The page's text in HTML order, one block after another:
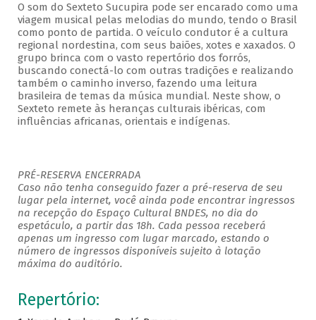
O som do Sexteto Sucupira pode ser encarado como uma
viagem musical pelas melodias do mundo, tendo o Brasil
como ponto de partida. O veículo condutor é a cultura
regional nordestina, com seus baiões, xotes e xaxados. O
grupo brinca com o vasto repertório dos forrós,
buscando conectá-lo com outras tradições e realizando
também o caminho inverso, fazendo uma leitura
brasileira de temas da música mundial. Neste show, o
Sexteto remete às heranças culturais ibéricas, com
influências africanas, orientais e indígenas.
PRÉ-RESERVA ENCERRADA
Caso não tenha conseguido fazer a pré-reserva de seu
lugar pela internet, você ainda pode encontrar ingressos
na recepção do Espaço Cultural BNDES, no dia do
espetáculo, a partir das 18h. Cada pessoa receberá
apenas um ingresso com lugar marcado, estando o
número de ingressos disponíveis sujeito à lotação
máxima do auditório.
Repertório: